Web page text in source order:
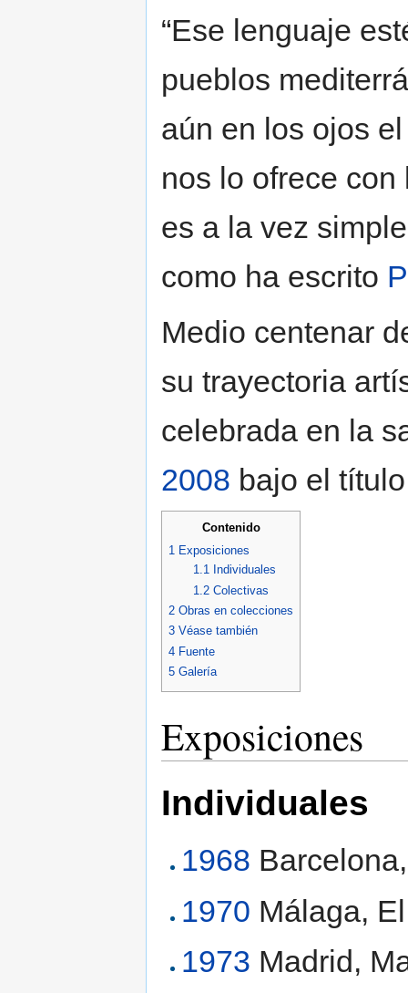
“Ese lenguaje
pueblos
aún en los ojos
nos lo ofrece
es a la vez
como ha escrito
Medio centenar
su trayectoria
celebrada en la
2008 bajo el
Contenido
1 Exposiciones
1.1 Individuales
1.2 Colectivas
2 Obras en colecciones
3 Véase también
4 Fuente
5 Galería
Exposiciones
Individuales
1968
1970 Málaga,
1973 Madrid,